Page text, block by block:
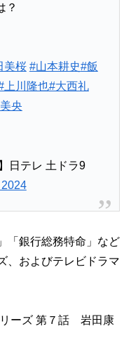
？
美桜 #山本耕史#飯
上川隆也#大西礼
央
日テレ 土ドラ9
2024
「銀行総務特命」など
、およびテレビドラマ
リーズ 第７話 岩田康